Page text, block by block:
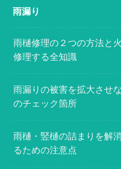
雨漏り
雨樋修理の２つの方法と
修理する全知識
雨漏りの被害を拡大させ
のチェック箇所
雨樋・竪樋の詰まりを解
るための注意点